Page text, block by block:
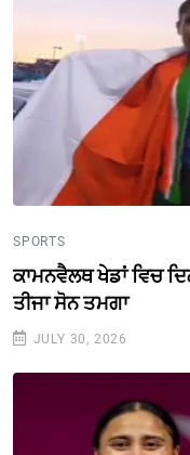
SPORTS
ਕਾਮਨਵੈਲਥ ਖੇਡਾਂ ਵਿਚ
ਤੀਜਾ ਸੋਨ ਤਮਗਾ
JULY 30, 2026